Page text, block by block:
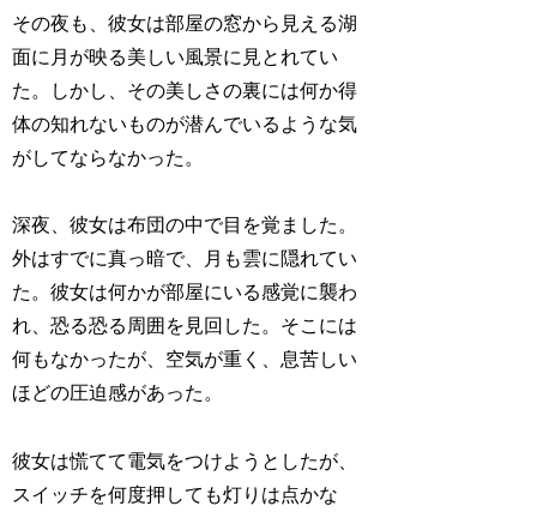
その夜も、彼女は部屋の窓から見える湖
面に月が映る美しい風景に見とれてい
た。しかし、その美しさの裏には何か得
体の知れないものが潜んでいるような気
がしてならなかった。
深夜、彼女は布団の中で目を覚ました。
外はすでに真っ暗で、月も雲に隠れてい
た。彼女は何かが部屋にいる感覚に襲わ
れ、恐る恐る周囲を見回した。そこには
何もなかったが、空気が重く、息苦しい
ほどの圧迫感があった。
彼女は慌てて電気をつけようとしたが、
スイッチを何度押しても灯りは点かな